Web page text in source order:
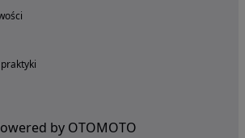
by OTOMOTO